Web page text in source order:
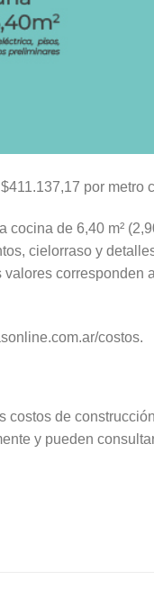
por metro
de 6,40 m²
cielorraso y
corresponden
costos.
costos de
y pueden